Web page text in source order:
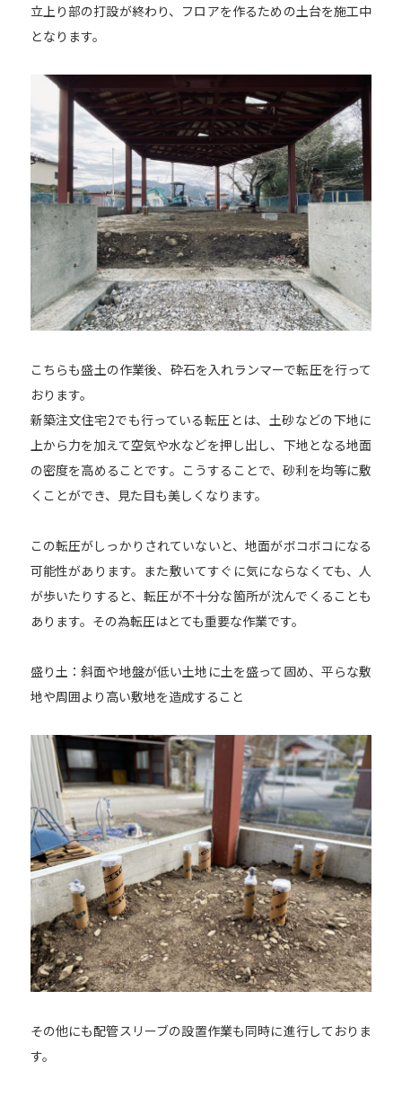
立上り部の打設が終わり、フロアを作るための土台を施工中
となります。
こちらも盛土の作業後、砕石を入れランマーで転圧を行って
おります。
新築注文住宅2でも行っている転圧とは、土砂などの下地に
上から力を加えて空気や水などを押し出し、下地となる地面
の密度を高めることです。こうすることで、砂利を均等に敷
くことができ、見た目も美しくなります。
この転圧がしっかりされていないと、地面がボコボコになる
可能性があります。また敷いてすぐに気にならなくても、人
が歩いたりすると、転圧が不十分な箇所が沈んでくることも
あります。その為転圧はとても重要な作業です。
盛り土：斜面や地盤が低い土地に土を盛って固め、平らな敷
地や周囲より高い敷地を造成すること
その他にも配管スリーブの設置作業も同時に進行しておりま
す。